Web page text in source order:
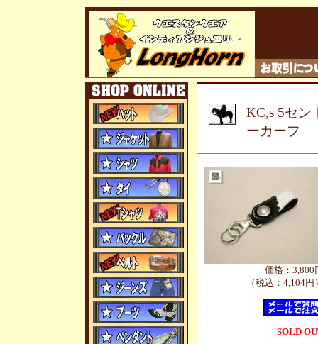
KC,s 5セン
ーカーフ
価格：3,800
（税込：4,104円
SOLD